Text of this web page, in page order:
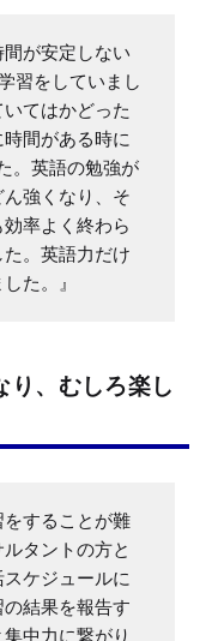
間が安定しない
習をしていまし
てはかどった
間がある時に
。英語の勉強が
強くなり、そ
率よく終わら
。英語力だけ
た。』
り、むしろ楽し
をすることが難
タントの方と
ケジュールに
結果を報告す
中力に繋がり